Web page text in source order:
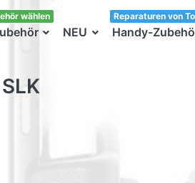
wählen
NEU Handy-
Reparaturen von